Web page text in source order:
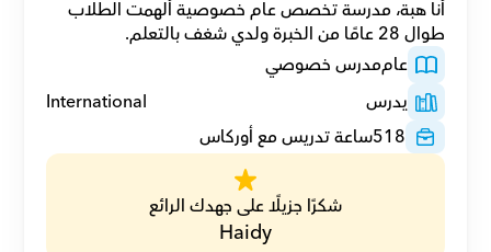
طوال 28 عامًا من الخبرة ولدي شغف بالتعلم.
عاممدرس خصوصي
يدرس
International
518ساعة تدريس مع أوركاس
شكرًا جزيلًا على جهدك الرائع
Haidy